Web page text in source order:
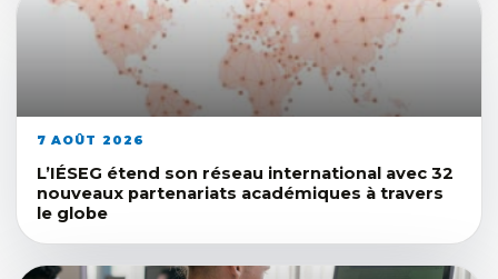
7 AOÛT 2026
L’IÉSEG étend son réseau international avec 32
nouveaux partenariats académiques à travers
le globe